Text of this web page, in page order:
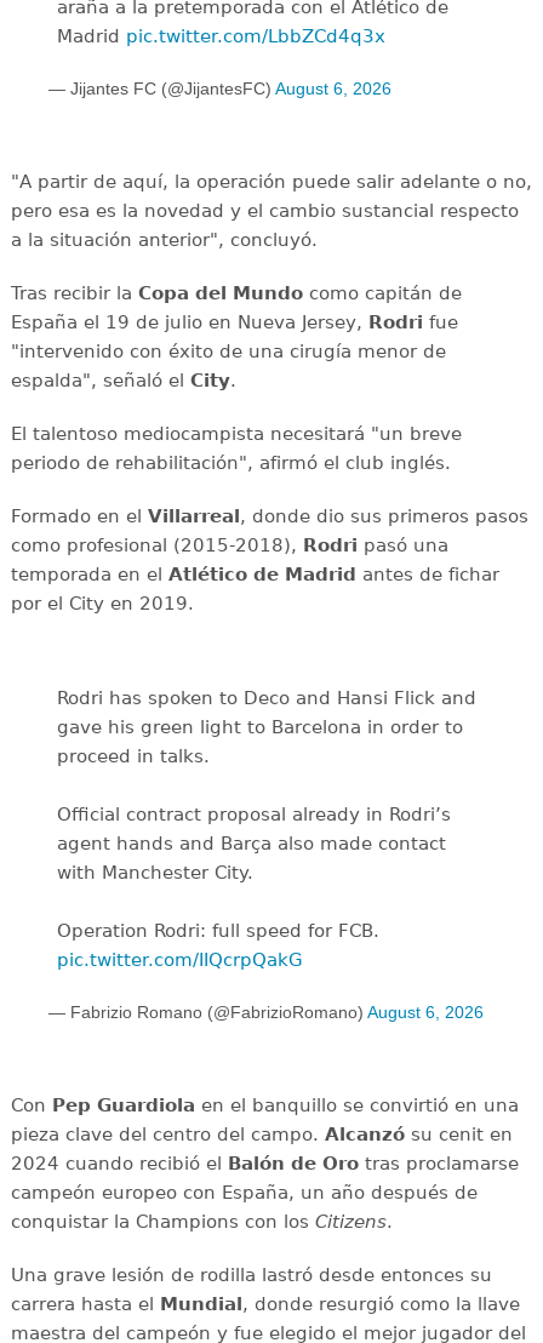
araña a la pretemporada con el Atlético de
Madrid pic.twitter.com/LbbZCd4q3x
— Jijantes FC (@JijantesFC) August 6, 2026
"A partir de aquí, la operación puede salir adelante o no,
pero esa es la novedad y el cambio sustancial respecto
a la situación anterior", concluyó.
Tras recibir la Copa del Mundocomo capitán de
España el 19 de julio en Nueva Jersey, Rodri fue
"intervenido con éxito de una cirugía menor de
espalda", señaló el City.
El talentoso mediocampista necesitará "un breve
periodo de rehabilitación", afirmó el club inglés.
Formado en el Villarreal, donde dio sus primeros pasos
como profesional (2015-2018), Rodri pasó una
temporada en el Atlético de Madrid antes de fichar
por el City en 2019.
Rodri has spoken to Deco and Hansi Flick and
gave his green light to Barcelona in order to
proceed in talks.
Official contract proposal already in Rodri’s
agent hands and Barça also made contact
with Manchester City.
Operation Rodri: full speed for FCB.
pic.twitter.com/IIQcrpQakG
— Fabrizio Romano (@FabrizioRomano) August 6, 2026
Con Pep Guardiola en el banquillo se convirtió en una
pieza clave del centro del campo. Alcanzósu cenit en
2024 cuando recibió el Balón de Orotras proclamarse
campeón europeo con España, un año después de
conquistar la Champions con los Citizens.
Una grave lesión de rodilla lastró desde entonces su
carrera hasta el Mundial, donde resurgió como la llave
maestra del campeón y fue elegido el mejor jugador del